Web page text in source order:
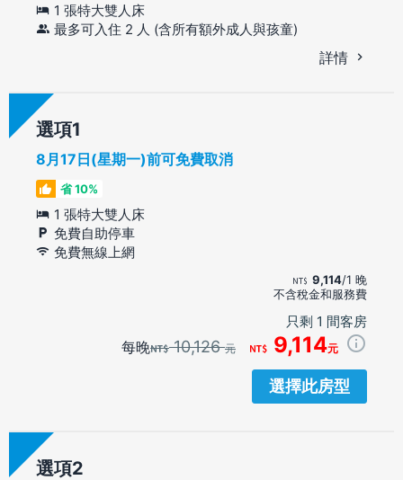
1 張特大雙人床
最多可入住 2 人 (含所有額外成人與孩童)
詳情
選項
8月17日(星期一)前可免費取消
省 10%
1 張特大雙人床
免費自助停車
免費無線上網
9,114/1 晚
不含稅金和服務費
只剩 1 間客房
每晚 10,126元 9,114元
選擇此房型
選項